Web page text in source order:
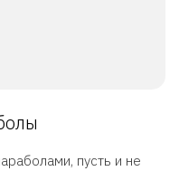
пусть и не